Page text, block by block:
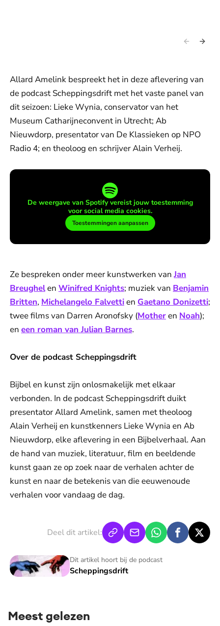
Allard Amelink bespreekt het in deze aflevering van
de podcast Scheppingsdrift met het vaste panel van
dit seizoen: Lieke Wynia, conservator van het
Museum Catharijneconvent in Utrecht; Ab
Nieuwdorp, presentator van De Klassieken op NPO
Radio 4; en theoloog en schrijver Alain Verheij.
De weergave van Spotify vereist jouw toestemming
voor social media cookies.
Toestemmingen aanpassen
Ze bespreken onder meer kunstwerken van Jan
Breughelen Winifred Knights; muziek van Benjamin
Britten, Michelangelo Falvettien Gaetano Donizetti;
twee films van Darren Aronofsky (Motheren Noah);
en een roman van Julian Barnes.
Over de podcast Scheppingsdrift
Bijbel en kunst zijn onlosmakelijk met elkaar
verbonden. In de podcast Scheppingsdrift duikt
presentator Allard Amelink, samen met theoloog
Alain Verheij en kunstkenners Lieke Wynia en Ab
Nieuwdorp, elke aflevering in een Bijbelverhaal. Aan
de hand van muziek, literatuur, film en beeldende
kunst gaan ze op zoek naar de verhalen achter de
kunst en naar de betekenis van die eeuwenoude
verhalen voor vandaag de dag.
Deel dit artikel:
Dit artikel hoort bij de podcast
Scheppingsdrift
Scheppingsdrift
Meest gelezen